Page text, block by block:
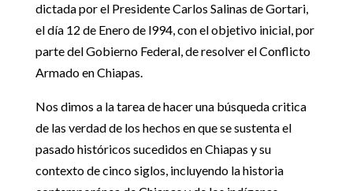
dictada por el Presidente Carlos Salinas de Gortari,
el día 12 de Enero de l994, con el objetivo inicial, por
parte del Gobierno Federal, de resolver el Conflicto
Armado en Chiapas.
Nos dimos a la tarea de hacer una búsqueda critica
de las verdad de los hechos en que se sustenta el
pasado históricos sucedidos en Chiapas y su
contexto de cinco siglos, incluyendo la historia